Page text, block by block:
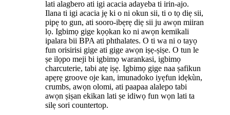
lati alagbero ati igi acacia adayeba ti irin-ajo.
Ilana ti igi acacia jẹ ki o ni okun sii, ti o tọ diẹ sii,
pipẹ to gun, ati sooro-ibẹrẹ diẹ sii ju awọn miiran
lọ. Igbimọ gige kọọkan ko ni awọn kemikali
ipalara bii BPA ati phthalates. O ti wa ni o tayọ
fun orisirisi gige ati gige awọn iṣẹ-ṣiṣe. O tun le
ṣe ilọpo meji bi igbimọ warankasi, igbimọ
charcuterie, tabi atẹ iṣẹ. Igbimọ gige naa ṣafikun
apẹrẹ groove oje kan, imunadoko iyẹfun idẹkùn,
crumbs, awọn olomi, ati paapaa alalepo tabi
awọn ṣiṣan ekikan lati ṣe idiwọ fun wọn lati ta
silẹ sori countertop.